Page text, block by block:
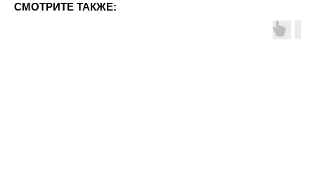
СМОТРИТЕ ТАКЖЕ: